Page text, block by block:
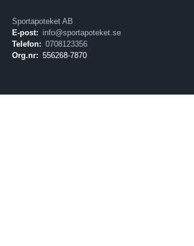
Sportapoteket AB
E-post: info@sportapoteket.se
Telefon: 0708123356
Org.nr: 556268-7870